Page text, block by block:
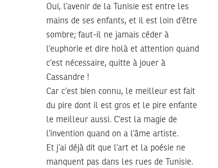
Oui, l’avenir de la Tunisie est entre les
mains de ses enfants, et il est loin d’être
sombre; faut-il ne jamais céder à
l’euphorie et dire holà et attention quand
c’est nécessaire, quitte à jouer à
Cassandre !
Car c’est bien connu, le meilleur est fait
du pire dont il est gros et le pire enfante
le meilleur aussi. C’est la magie de
l’invention quand on a l’âme artiste.
Et j’ai déjà dit que l’art et la poésie ne
manquent pas dans les rues de Tunisie.